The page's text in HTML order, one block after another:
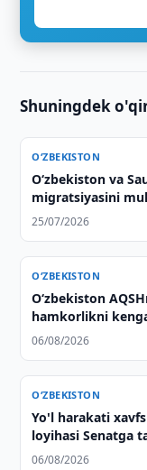
Shuningdek
O‘ZBEKISTON
Oʻzbekiston va
migratsiyasini
25/07/2026
O‘ZBEKISTON
O‘zbekiston
hamkorlikni
06/08/2026
O‘ZBEKISTON
Yo'l harakati
loyihasi Senatga
06/08/2026